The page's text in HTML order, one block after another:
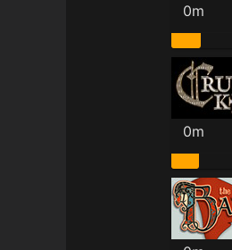
0m
0m